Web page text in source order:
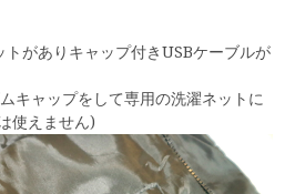
がありキャップ付きUSBケーブルが
キャップをして専用の洗濯ネットに
使えません)